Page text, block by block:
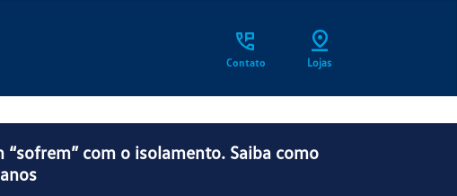
Contato Lojas
“sofrem” com o isolamento. Saiba como